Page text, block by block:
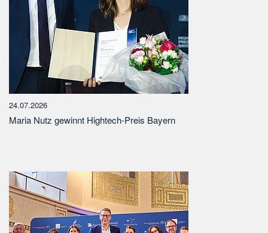
24.07.2026
Maria Nutz gewinnt Hightech-Preis Bayern